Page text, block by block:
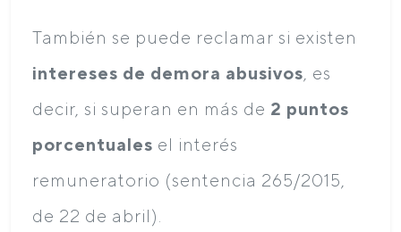
También se puede reclamar si existen
intereses de demora abusivos , es
decir, si superan en más de 2 puntos
porcentuales el interés
remuneratorio (sentencia 265/2015,
de 22 de abril).